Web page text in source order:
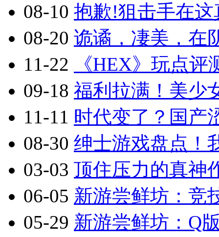
08-10 抱歉!狙击手在
08-20 诡谲，凄美，在
11-22
《HEX》玩点
09-18 福利拉满！美少
11-11 时代变了？国产
08-30 绅士游戏盘点！
03-03 顶住压力的真神
06-05 新游尝鲜坊：竞
05-29 新游尝鲜坊：Q